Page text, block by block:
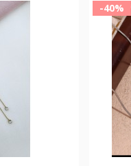
-40%